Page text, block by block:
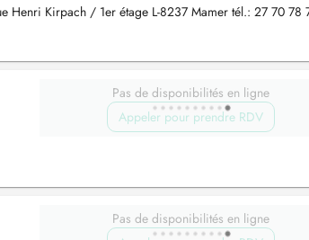
Henri Kirpach / 1er étage L-8237 Mamer tél.: 27 70 78
Pas de disponibilités en ligne
Appeler pour prendre RDV
Pas de disponibilités en ligne